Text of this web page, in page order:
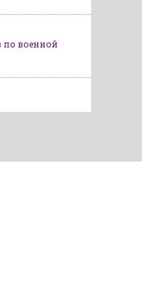
по военной